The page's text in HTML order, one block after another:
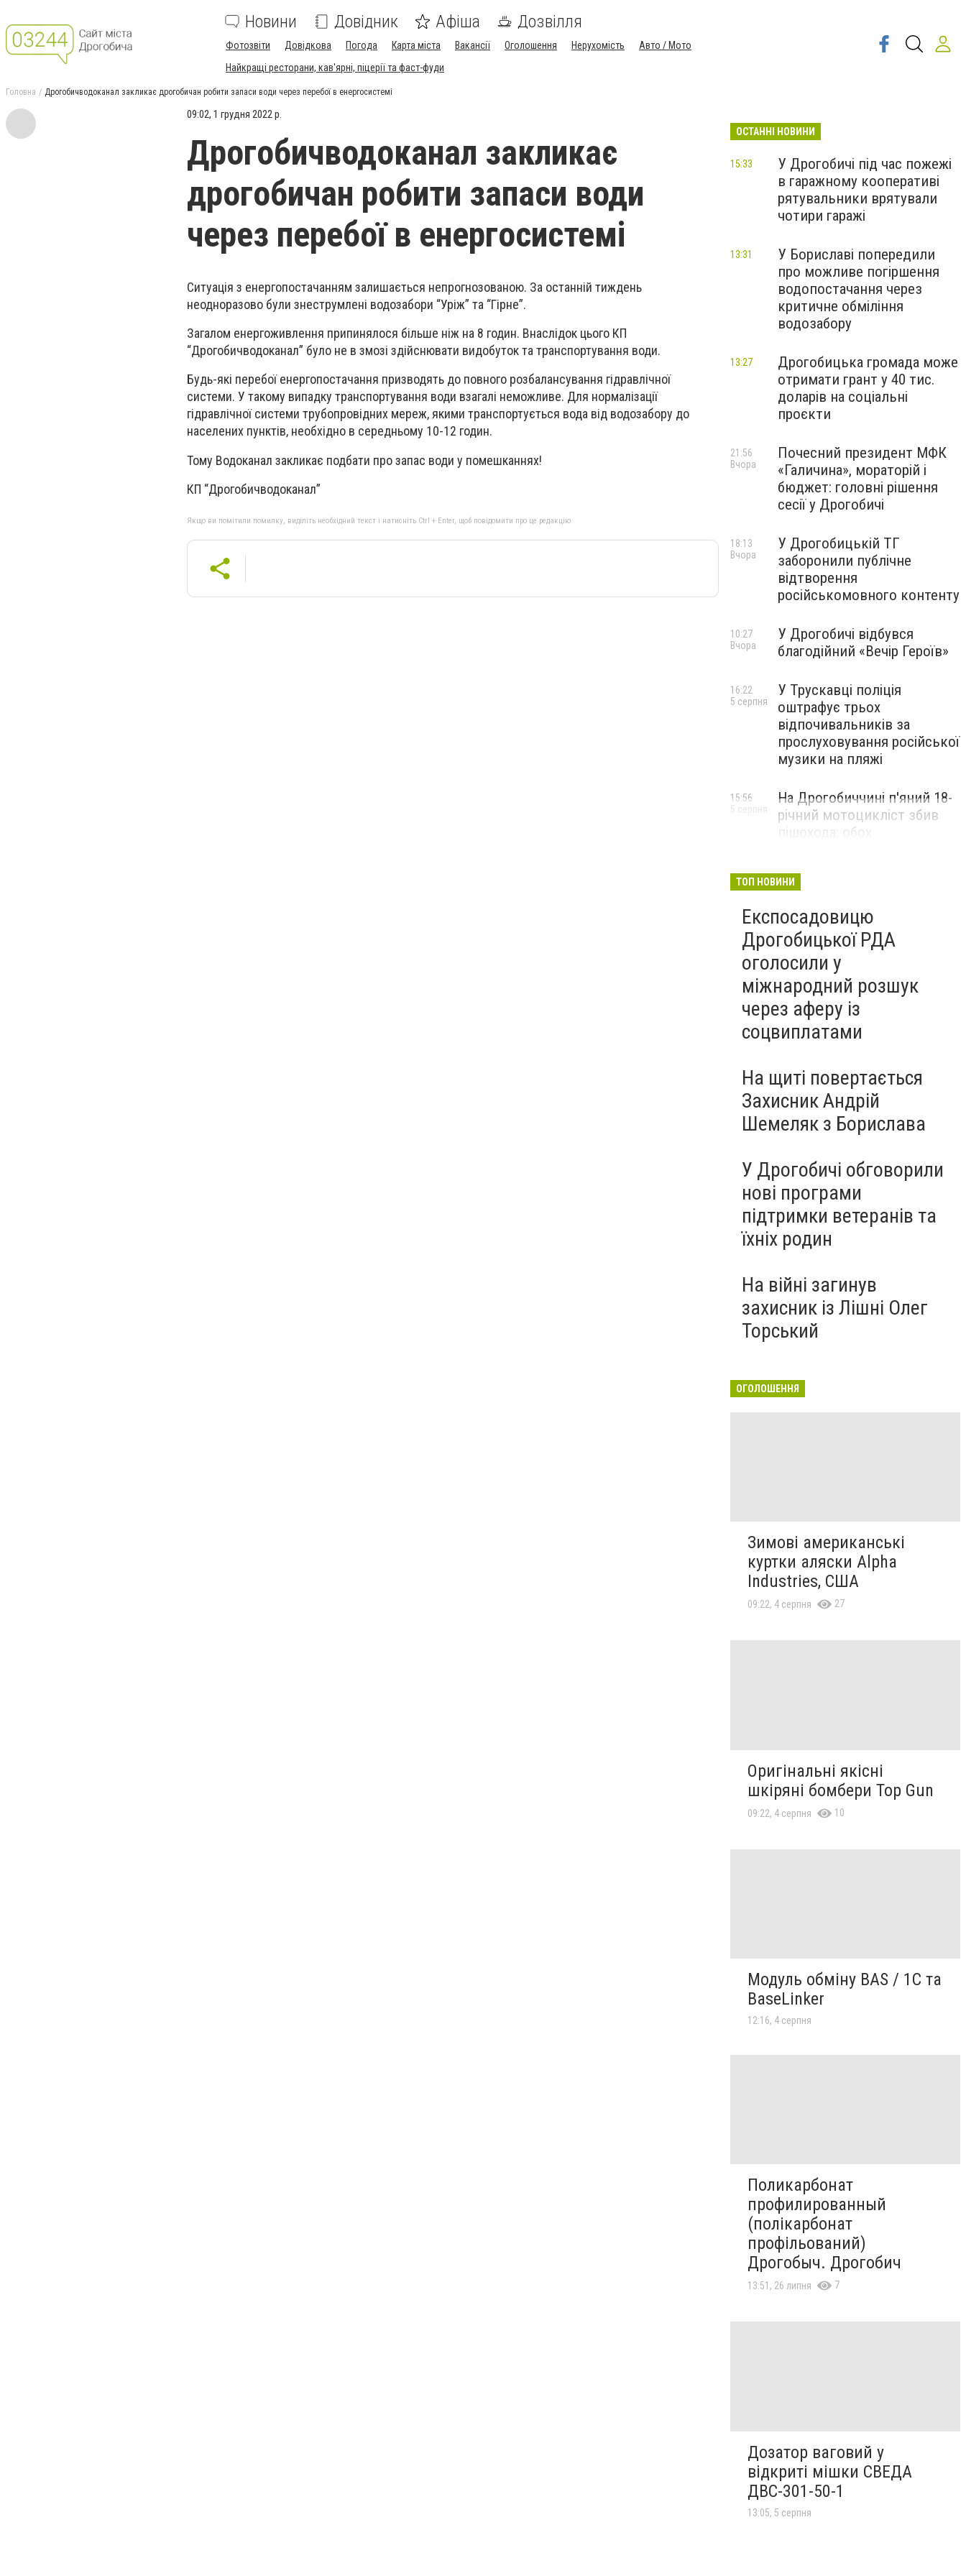
Новини Довідник Афіша Дозвілля
Фотозвіти Довідкова Погода Карта міста Вакансії Оголошення Нерухомість
Авто / Мото
Найкращі ресторани, кав'ярні, піцерії та фаст-фуди
Головна Дрогобичводоканал закликає дрогобичан робити запаси води через перебої в енергосистемі
09:02, 1 грудня 2022 р.
Дрогобичводоканал закликає
дрогобичан робити запаси води
через перебої в енергосистемі
Ситуація з енергопостачанням залишається непрогнозованою. За останній тиждень
неодноразово були знеструмлені водозабори “Уріж” та “Гірне”.
Загалом енергоживлення припинялося більше ніж на 8 годин. Внаслідок цього КП
“Дрогобичводоканал” було не в змозі здійснювати видобуток та транспортування води.
Будь-які перебої енергопостачання призводять до повного розбалансування гідравлічної
системи. У такому випадку транспортування води взагалі неможливе. Для нормалізації
гідравлічної системи трубопровідних мереж, якими транспортується вода від водозабору до
населених пунктів, необхідно в середньому 10-12 годин.
Тому Водоканал закликає подбати про запас води у помешканнях!
КП “Дрогобичводоканал”
Якщо ви помітили помилку, виділіть необхідний текст і натисніть Ctrl + Enter, щоб повідомити про це редакцію
ОСТАННІ НОВИНИ
У Дрогобичі під час пожежі
в гаражному кооперативі
рятувальники врятували
чотири гаражі
15:33
У Бориславі попередили
про можливе погіршення
водопостачання через
критичне обміління
водозабору
13:31
Дрогобицька громада може
отримати грант у 40 тис.
доларів на соціальні
проєкти
13:27
Почесний президент МФК
«Галичина», мораторій і
бюджет: головні рішення
сесії у Дрогобичі
21:56
Вчора
У Дрогобицькій ТГ
заборонили публічне
відтворення
російськомовного контенту
18:13
Вчора
У Дрогобичі відбувся
благодійний «Вечір Героїв»
10:27
Вчора
У Трускавці поліція
оштрафує трьох
відпочивальників за
прослуховування російської
музики на пляжі
16:22
5 серпня
На Дрогобиччині п'яний 18-
річний мотоцикліст збив
пішохода: обох
15:56
5 серпня
ТОП НОВИНИ
Експосадовицю
Дрогобицької РДА
оголосили у
міжнародний розшук
через аферу із
соцвиплатами
На щиті повертається
Захисник Андрій
Шемеляк з Борислава
У Дрогобичі обговорили
нові програми
підтримки ветеранів та
їхніх родин
На війні загинув
захисник із Лішні Олег
Торський
ОГОЛОШЕННЯ
Зимові американські
куртки аляски Alpha
Industries, США
09:22, 4 серпня 27
Оригінальні якісні
шкіряні бомбери Top Gun
09:22, 4 серпня 10
Модуль обміну BAS / 1C та
BaseLinker
12:16, 4 серпня
Поликарбонат
профилированный
(полікарбонат
профільований)
Дрогобыч. Дрогобич
13:51, 26 липня 7
Дозатор ваговий у
відкриті мішки СВЕДА
ДВС-301-50-1
13:05, 5 серпня